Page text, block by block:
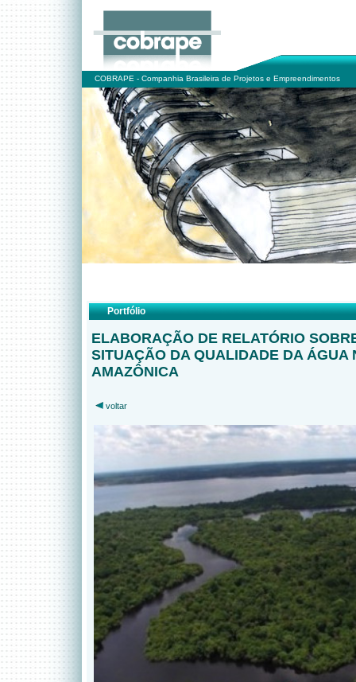
COBRAPE - Companhia Brasileira de Projetos e Empreendimentos
Portfólio
ELABORAÇÃO DE RELATÓRIO
SITUAÇÃO DA QUALIDADE DA ÁGUA
AMAZÔNICA
voltar